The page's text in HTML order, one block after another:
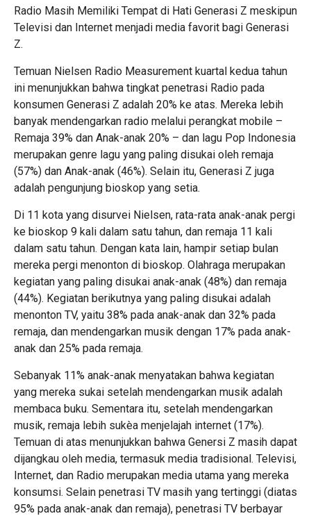
Radio Masih Memiliki Tempat di Hati Generasi Z meskipun
Televisi dan Internet menjadi media favorit bagi Generasi
Z.
Temuan Nielsen Radio Measurement kuartal kedua tahun
ini menunjukkan bahwa tingkat penetrasi Radio pada
konsumen Generasi Z adalah 20% ke atas. Mereka lebih
banyak mendengarkan radio melalui perangkat mobile –
Remaja 39% dan Anak-anak 20% – dan lagu Pop Indonesia
merupakan genre lagu yang paling disukai oleh remaja
(57%) dan Anak-anak (46%). Selain itu, Generasi Z juga
adalah pengunjung bioskop yang setia.
Di 11 kota yang disurvei Nielsen, rata-rata anak-anak pergi
ke bioskop 9 kali dalam satu tahun, dan remaja 11 kali
dalam satu tahun. Dengan kata lain, hampir setiap bulan
mereka pergi menonton di bioskop. Olahraga merupakan
kegiatan yang paling disukai anak-anak (48%) dan remaja
(44%). Kegiatan berikutnya yang paling disukai adalah
menonton TV, yaitu 38% pada anak-anak dan 32% pada
remaja, dan mendengarkan musik dengan 17% pada anak-
anak dan 25% pada remaja.
Sebanyak 11% anak-anak menyatakan bahwa kegiatan
yang mereka sukai setelah mendengarkan musik adalah
membaca buku. Sementara itu, setelah mendengarkan
musik, remaja lebih sukèa menjelajah internet (17%).
Temuan di atas menunjukkan bahwa Genersi Z masih dapat
dijangkau oleh media, termasuk media tradisional. Televisi,
Internet, dan Radio merupakan media utama yang mereka
konsumsi. Selain penetrasi TV masih yang tertinggi (diatas
95% pada anak-anak dan remaja), penetrasi TV berbayar